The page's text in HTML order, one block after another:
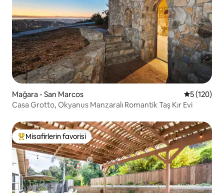
Mağara - San Marcos 55 (120)
Casa Grotto, Okyanus Manzaralı Romantik Taş Kır Evi
Misafirlerin favorilerinden en beğenilenler arasında
Misafirlerin favorisi